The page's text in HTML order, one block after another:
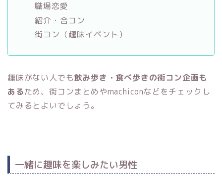
職場恋愛
紹介・合コン
街コン（趣味イベント）
趣味がない人でも飲み歩き・食べ歩きの街コン企画も
あるため、街コンまとめやmachiconなどをチェックし
てみるとよいでしょう。
一緒に趣味を楽しみたい男性